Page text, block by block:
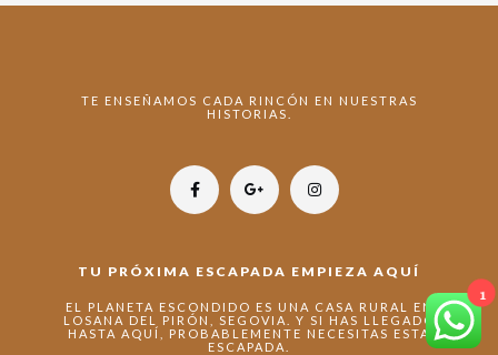
TE ENSEÑAMOS CADA RINCÓN EN NUESTRAS
HISTORIAS.
TU PRÓXIMA ESCAPADA EMPIEZA AQUÍ
EL PLANETA ESCONDIDO ES UNA CASA RURAL EN
LOSANA DEL PIRÓN, SEGOVIA. Y SI HAS LLEGADO
HASTA AQUÍ, PROBABLEMENTE NECESITAS ESTA
ESCAPADA.
1